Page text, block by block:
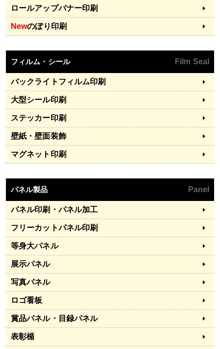
ロールアップバナー印刷
Newのぼり印刷
フィルム・シール Film Seal
バックライトフィルム印刷
大型シール印刷
ステッカー印刷
壁紙・壁面装飾
マグネット印刷
パネル製品 Panel
パネル印刷・パネル加工
フリーカットパネル印刷
等身大パネル
展示パネル
写真パネル
ロゴ看板
賞品パネル・目録パネル
表彰楯